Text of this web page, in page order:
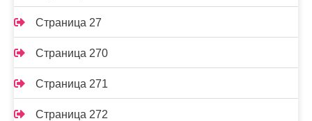
Страница 27
Страница 270
Страница 271
Страница 272